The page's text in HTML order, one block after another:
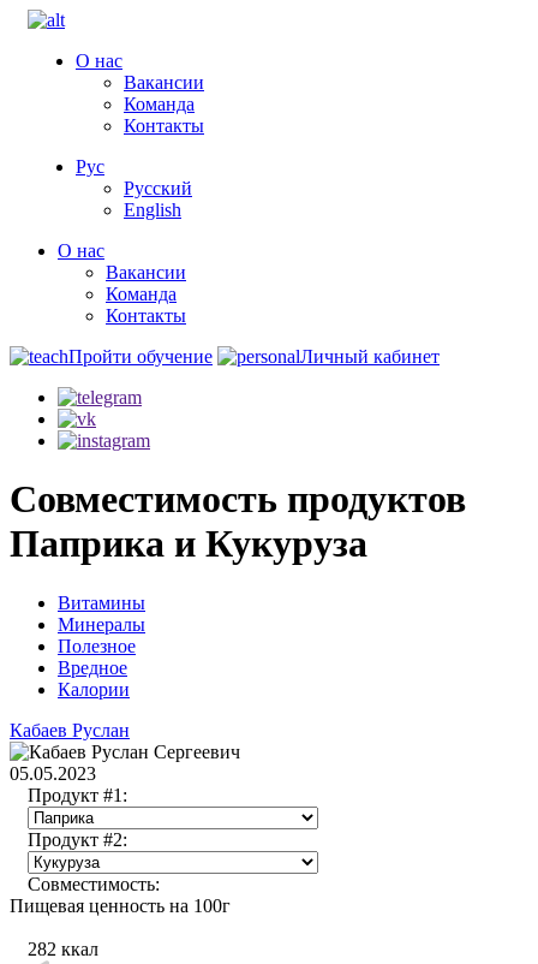
О нас
Вакансии
Команда
Контакты
Рус
Русский
English
О нас
Вакансии
Команда
Контакты
Пройти обучение
Личный кабинет
Совместимость продуктов
Паприка и Кукуруза
Витамины
Минералы
Полезное
Вредное
Калории
Кабаев Руслан
05.05.2023
Продукт #1:
Продукт #2:
Совместимость:
Пищевая ценность на 100г
282 ккал